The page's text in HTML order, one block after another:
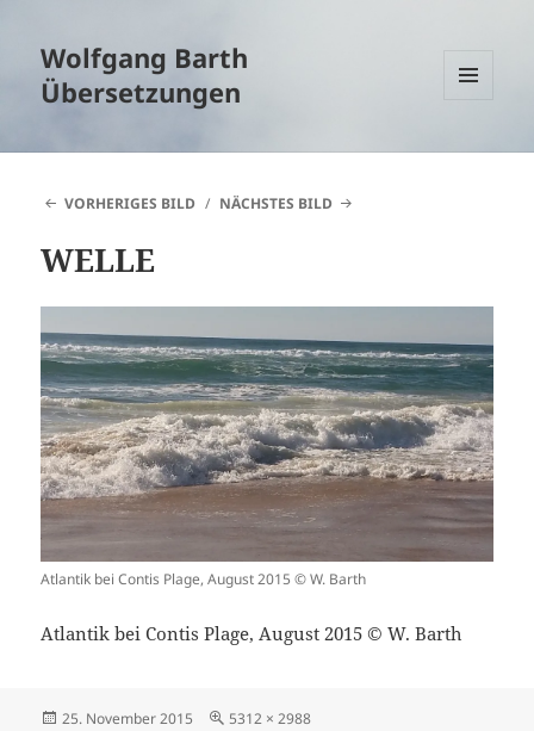
Wolfgang Barth
Übersetzungen
WIDGETS
VORHERIGES BILD NÄCHSTES BILD
WELLE
Atlantik bei Contis Plage, August 2015 © W. Barth
Atlantik bei Contis Plage, August 2015 © W. Barth
Veröffentlicht
25. November 2015
Volle
5312 × 2988